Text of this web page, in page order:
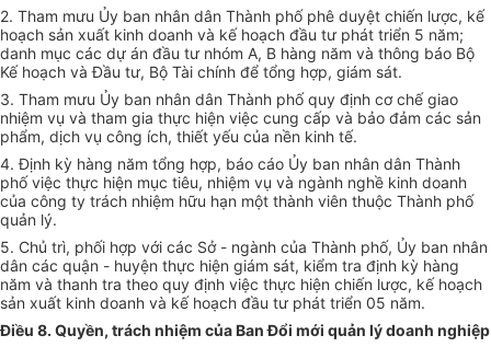
2. Tham mưu Ủy ban nhân dân Thành phố phê duyệt chiến lược, kế
hoạch sản xuất kinh doanh và kế hoạch đầu tư phát triển 5 năm;
danh mục các dự án đầu tư nhóm A, B hàng năm và thông báo Bộ
Kế hoạch và Đầu tư, Bộ Tài chính để tổng hợp, giám sát.
3. Tham mưu Ủy ban nhân dân Thành phố quy định cơ chế giao
nhiệm vụ và tham gia thực hiện việc cung cấp và bảo đảm các sản
phẩm, dịch vụ công ích, thiết yếu của nền kinh tế.
4. Định kỳ hàng năm tổng hợp, báo cáo Ủy ban nhân dân Thành
phố việc thực hiện mục tiêu, nhiệm vụ và ngành nghề kinh doanh
của công ty trách nhiệm hữu hạn một thành viên thuộc Thành phố
quản lý.
5. Chủ trì, phối hợp với các Sở - ngành của Thành phố, Ủy ban nhân
dân các quận - huyện thực hiện giám sát, kiểm tra định kỳ hàng
năm và thanh tra theo quy định việc thực hiện chiến lược, kế hoạch
sản xuất kinh doanh và kế hoạch đầu tư phát triển 05 năm.
Điều 8. Quyền, trách nhiệm của Ban Đổi mới quản lý doanh nghiệp